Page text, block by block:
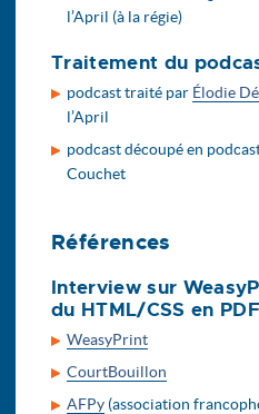
l’April (à la régie)
Traitement du
podcast traité par Élodie
l’April
podcast découpé en
Couchet
Références
Interview sur
du HTML/CSS en
WeasyPrint
CourtBouillon
AFPy (association